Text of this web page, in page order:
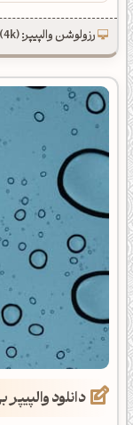
رزولوشن والپیپر: Ultra HD (4k)
دانلود